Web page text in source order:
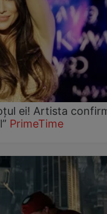
ei! Artista
PrimeTime